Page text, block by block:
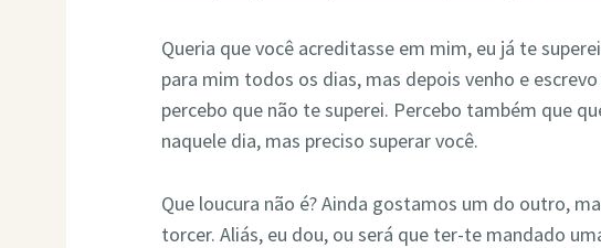
Queria que você acreditasse em mim, eu já te
para mim todos os dias, mas depois venho e
percebo que não te superei. Percebo também que
naquele dia, mas preciso superar você.
Que loucura não é? Ainda gostamos um do outro,
torcer. Aliás, eu dou, ou será que ter-te mandado